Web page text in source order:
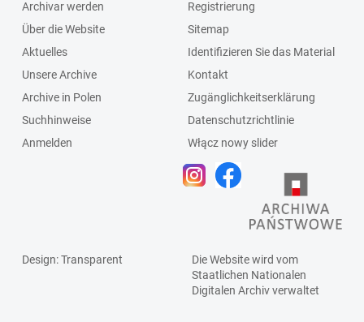
Archivar werden
Über die Website
Aktuelles
Unsere Archive
Archive in Polen
Suchhinweise
Anmelden
Registrierung
Sitemap
Identifizieren Sie das Material
Kontakt
Zugänglichkeitserklärung
Datenschutzrichtlinie
Włącz nowy slider
Design: Transparent
Die Website wird vom
Staatlichen Nationalen
Digitalen Archivverwaltet